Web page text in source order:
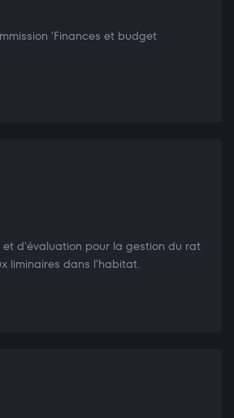
'Finances et budget
d'évaluation pour la gestion du rat
liminaires dans l'habitat.